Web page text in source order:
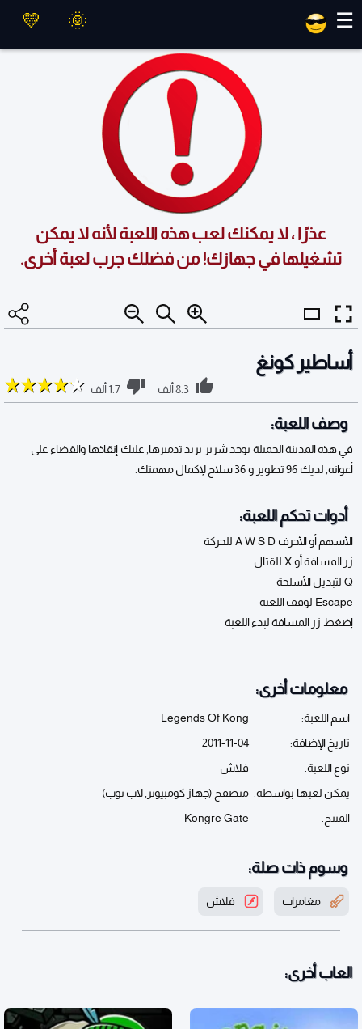
☰
عذرًا ، لا يمكنك لعب هذه اللعبة لأنه لا يمكن
تشغيلها في جهازك! من فضلك جرب لعبة أخرى.
أساطير كونغ
8.3 ألف 1.7 ألف
وصف اللعبة:
في هذه المدينة الجميلة يوجد شرير يربد تدميرها, عليك إنقاذها والقضاء على
أعوانه, لديك 96 تطوير و 36 سلاح لإكمال مهمتك.
أدوات تحكم اللعبة:
الأسهم أو الأحرف A W S D للحركة
زر المسافة أو X للقتال
Q لتبديل الأسلحة
Escape لوقف اللعبة
إضغط زر المسافة لبدء اللعبة
معلومات أخرى:
اسم اللعبة:
Legends Of Kong
تاريخ الإضافة:
2011-11-04
نوع اللعبة:
فلاش
يمكن لعبها بواسطة: متصفح (جهاز كومبيوتر, لاب توب)
المنتج:
Kongre Gate
وسوم ذات صلة:
مغامرات فلاش
العاب أخرى: